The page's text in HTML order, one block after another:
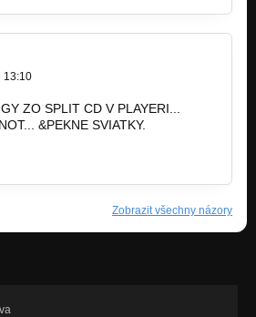
13:10
ZO SPLIT CD V PLAYERI...
&PEKNE SVIATKY.
Zobrazit všechny názory